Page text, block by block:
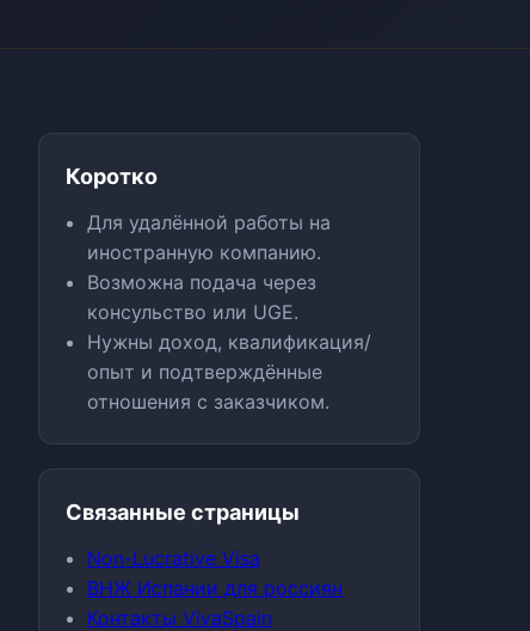
Коротко
Для удалённой работы на
иностранную компанию.
Возможна подача через
консульство или UGE.
Нужны доход, квалификация/
опыт и подтверждённые
отношения с заказчиком.
Связанные страницы
Non-Lucrative Visa
ВНЖ Испании для россиян
Контакты VivaSpain